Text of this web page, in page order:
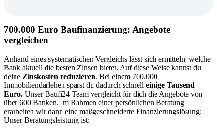
700.000 Euro Baufinanzierung: Angebote
vergleichen
Anhand eines systematischen Vergleichs lässt sich ermitteln, welche
Bank aktuell die besten Zinsen bietet. Auf diese Weise kannst du
deine Zinskosten reduzieren. Bei einem 700.000
Immobiliendarlehen sparst du dadurch schnell einige Tausend
Euro. Unser Baufi24 Team vergleicht für dich die Angebote von
über 600 Banken. Im Rahmen einer persönlichen Beratung
erarbeiten wir dann eine maßgeschneiderte Finanzierungslösung:
Unser Beratungsleistung ist: